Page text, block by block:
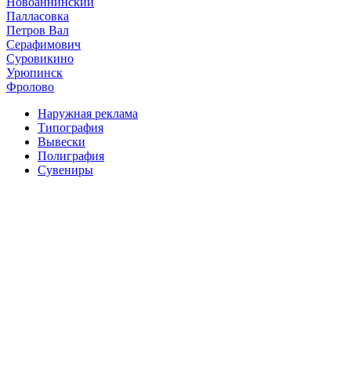
Палласовка
Петров Вал
Серафимович
Суровикино
Урюпинск
Фролово
Наружная реклама
Типография
Вывески
Полиграфия
Сувениры